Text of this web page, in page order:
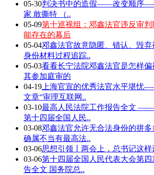
05-30判决书中的造假——改变顺序
家 敢撕特 （..
05-09第十巡视组：邓鑫法官违反审
能存在的幕后
05-04邓鑫法官故意隐匿、错认、毁弃
身份材料过程追踪..
05-03看看长宁法院邓鑫法官是怎样
其参加庭审的
04-19 上海官宣的优秀法官水平堪忧
文章“审理互联网..
03-10最高人民法院工作报告全文
第十四届全国人民..
03-08邓鑫法官允许无合法身份的拼
确属不当有最高法..
03-06思想引领丨两会上，总书记这
03-06第十四届全国人民代表大会第
告全文 国务院总..